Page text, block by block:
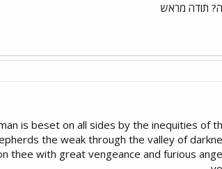
תודה מראש
is beset on all sides by the inequities of
the weak through the valley of
thee with great vengeance and furious